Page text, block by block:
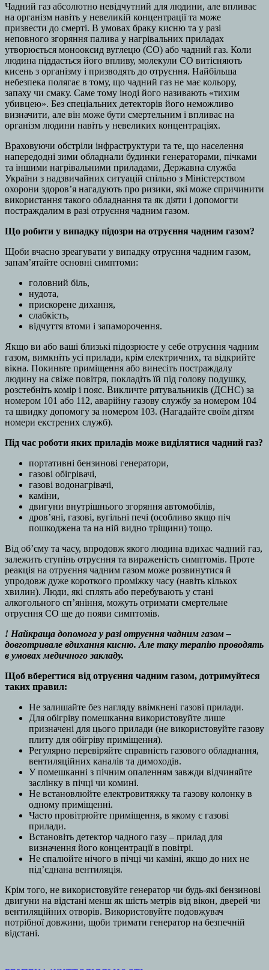
Чадний газ абсолютно невідчутний для людини, але впливає
на організм навіть у невеликій концентрації та може
призвести до смерті. В умовах браку кисню та у разі
неповного згоряння палива у нагрівальних приладах
утворюється монооксид вуглецю (СО) або чадний газ. Коли
людина піддається його впливу, молекули СО витісняють
кисень з організму і призводять до отруєння. Найбільша
небезпека полягає в тому, що чадний газ не має кольору,
запаху чи смаку. Саме тому іноді його називають «тихим
убивцею». Без спеціальних детекторів його неможливо
визначити, але він може бути смертельним і впливає на
організм людини навіть у невеликих концентраціях.
Враховуючи обстріли інфраструктури та те, що населення
напередодні зими обладнали будинки генераторами, пічками
та іншими нагрівальними приладами, Державна служба
України з надзвичайних ситуацій спільно з Міністерством
охорони здоров’я нагадують про ризики, які може спричинити
використання такого обладнання та як діяти і допомогти
постраждалим в разі отруєння чадним газом.
Що робити у випадку підозри на отруєння чадним газом?
Щоби вчасно зреагувати у випадку отруєння чадним газом,
запамʼятайте основні симптоми:
головний біль,
нудота,
прискорене дихання,
слабкість,
відчуття втоми і запаморочення.
Якщо ви або ваші близькі підозрюєте у себе отруєння чадним
газом, вимкніть усі прилади, крім електричних, та відкрийте
вікна. Покиньте приміщення або винесіть постраждалу
людину на свіже повітря, покладіть їй під голову подушку,
розстебніть комір і пояс. Викличте рятувальників (ДСНС) за
номером 101 або 112, аварійну газову службу за номером 104
та швидку допомогу за номером 103. (Нагадайте своїм дітям
номери екстрених служб).
Під час роботи яких приладів може виділятися чадний газ?
портативні бензинові генератори,
газові обігрівачі,
газові водонагрівачі,
каміни,
двигуни внутрішнього згоряння автомобілів,
дров’яні, газові, вугільні печі (особливо якщо піч
пошкоджена та на ній видно тріщини) тощо.
Від об’єму та часу, впродовж якого людина вдихає чадний газ,
залежить ступінь отруєння та вираженість симптомів. Проте
реакція на отруєння чадним газом може розвинутися й
упродовж дуже короткого проміжку часу (навіть кількох
хвилин). Люди, які сплять або перебувають у стані
алкогольного сп’яніння, можуть отримати смертельне
отруєння СО ще до появи симптомів.
! Найкраща допомога у разі отруєння чадним газом –
довготривале вдихання кисню. Але таку терапію проводять
в умовах медичного закладу.
Щоб вберегтися від отруєння чадним газом, дотримуйтеся
таких правил:
Не залишайте без нагляду ввімкнені газові прилади.
Для обігріву помешкання використовуйте лише
призначені для цього прилади (не використовуйте газову
плиту для обігріву приміщення).
Регулярно перевіряйте справність газового обладнання,
вентиляційних каналів та димоходів.
У помешканні з пічним опаленням завжди відчиняйте
заслінку в пічці чи комині.
Не встановлюйте електровитяжку та газову колонку в
одному приміщенні.
Часто провітрюйте приміщення, в якому є газові
прилади.
Встановіть детектор чадного газу – прилад для
визначення його концентрації в повітрі.
Не спалюйте нічого в пічці чи каміні, якщо до них не
під’єднана вентиляція.
Крім того, не використовуйте генератор чи будь-які бензинові
двигуни на відстані менш як шість метрів від вікон, дверей чи
вентиляційних отворів. Використовуйте подовжувач
потрібної довжини, щоби тримати генератор на безпечній
відстані.